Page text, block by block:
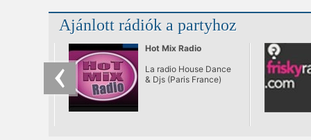
Ajánlott rádiók a partyhoz
Hot Mix Radio
La radio House Dance
& Djs (Paris France)